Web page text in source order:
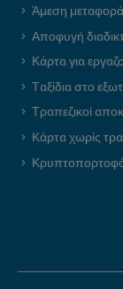
Άμεση
Αποφυγή
Κάρτα για
Ταξίδια στο
Τραπεζικοί
Κάρτα χωρίς